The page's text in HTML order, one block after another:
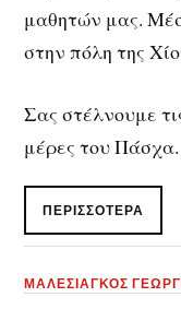
μαθητών μας.
στην πόλη της
Σας στέλνουμε
μέρες του Πάσχα.
ΠΕΡΙΣΣΌΤΕΡΑ
ΜΑΛΕΣΙΑΓΚΟΣ